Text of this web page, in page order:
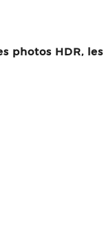
photos HDR, les